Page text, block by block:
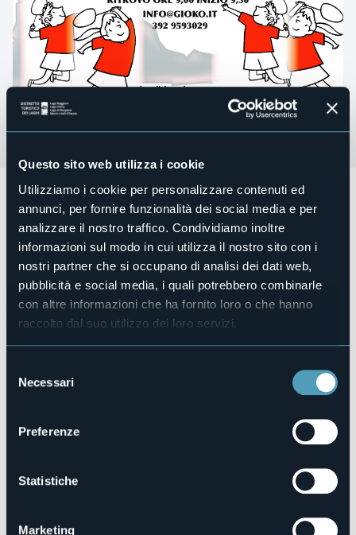
Questo sito web utilizza i cookie
Utilizziamo i cookie per personalizzare contenuti ed
annunci, per fornire funzionalità dei social media e per
analizzare il nostro traffico. Condividiamo inoltre
informazioni sul modo in cui utilizza il nostro sito con i
nostri partner che si occupano di analisi dei dati web,
pubblicità e social media, i quali potrebbero combinarle
con altre informazioni che ha fornito loro o che hanno
raccolto dal suo utilizzo dei loro servizi.
delNecessari
Preferenze
Statistiche
Marketing
Terzo appuntamento per ilTrofeo Vergante Badminton
che si terràDomenica 16 giugno a partire dalle ore 9.30
Il Torneo prevede discipline di doppio maschile + femminile
e doppio misto. Sono attese in particolare le coppie
formate da genitori e figli che hanno già regalato bei
momenti di sport e condivisione nelle passate edizioni.
L’ingresso è gratuito così come l’iscrizione è ad offerta
libera, grazie a Chiarelli Real Estate e Golf des Iles
Borromee’s.
Organizzatore
Luogo dell'evento
+39 392 9593029